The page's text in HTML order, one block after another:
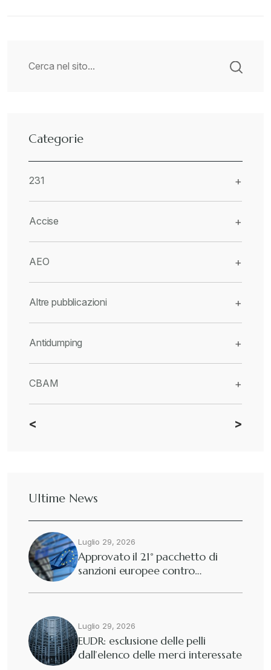
Categorie
231 +
Accise +
AEO +
Altre pubblicazioni +
Antidumping +
CBAM +
Dazi +
Diritto tributario internazionale
Diritto tributario nazionale
Eutekne
Fisco e tributi
< >
Ultime News
Luglio 29, 2026
Approvato il 21° pacchetto di
sanzioni europee contro…
Luglio 29, 2026
EUDR: esclusione delle pelli
dall’elenco delle merci interessate